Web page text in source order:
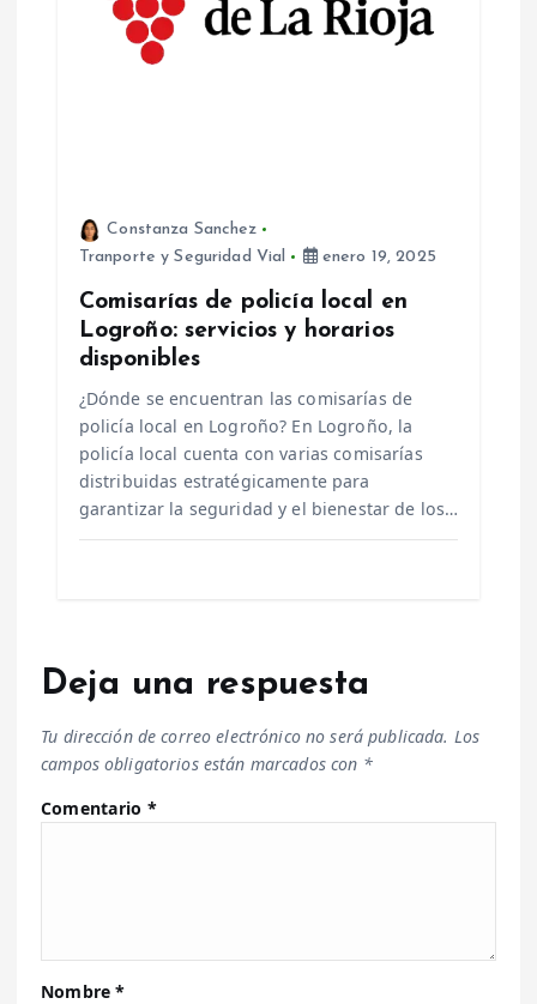
Constanza Sanchez
Tranporte y Seguridad Vial
enero 19, 2025
Comisarías de policía local en
Logroño: servicios y horarios
disponibles
¿Dónde se encuentran las comisarías de
policía local en Logroño? En Logroño, la
policía local cuenta con varias comisarías
distribuidas estratégicamente para
garantizar la seguridad y el bienestar de los…
Deja una respuesta
Tu dirección de correo electrónico no será publicada. Los
campos obligatorios están marcados con *
Comentario *
Nombre*